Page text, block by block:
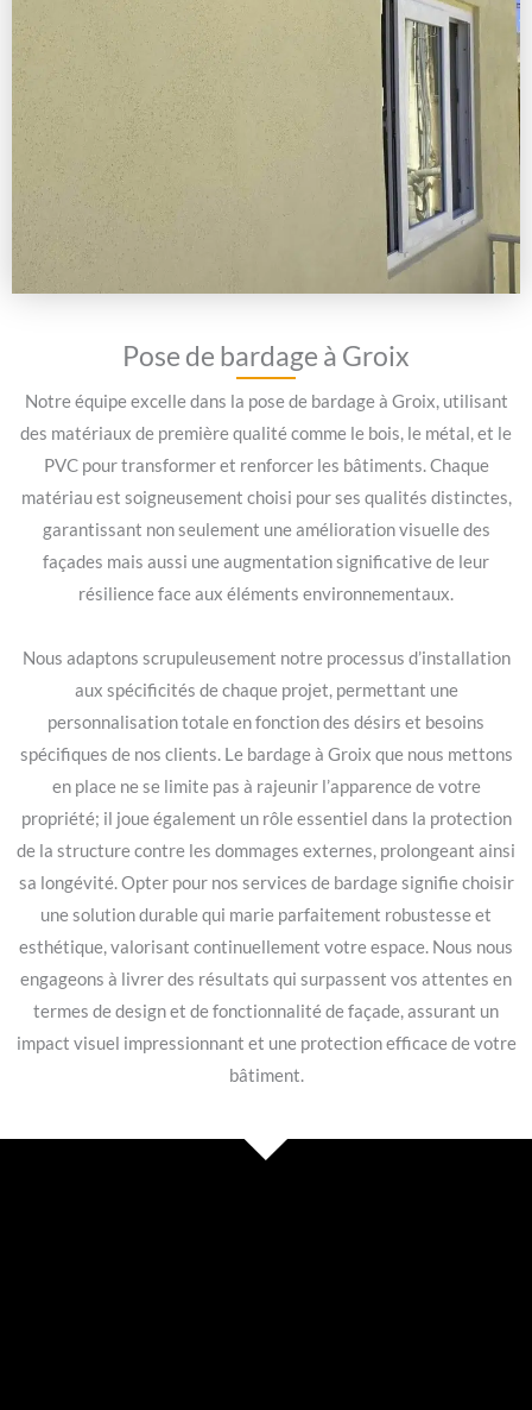
Pose de bardage à Groix
Notre équipe excelle dans la pose de bardage à Groix, utilisant
des matériaux de première qualité comme le bois, le métal, et le
PVC pour transformer et renforcer les bâtiments. Chaque
matériau est soigneusement choisi pour ses qualités distinctes,
garantissant non seulement une amélioration visuelle des
façades mais aussi une augmentation significative de leur
résilience face aux éléments environnementaux.
Nous adaptons scrupuleusement notre processus d’installation
aux spécificités de chaque projet, permettant une
personnalisation totale en fonction des désirs et besoins
spécifiques de nos clients. Le bardage à Groix que nous mettons
en place ne se limite pas à rajeunir l’apparence de votre
propriété; il joue également un rôle essentiel dans la protection
de la structure contre les dommages externes, prolongeant ainsi
sa longévité. Opter pour nos services de bardage signifie choisir
une solution durable qui marie parfaitement robustesse et
esthétique, valorisant continuellement votre espace. Nous nous
engageons à livrer des résultats qui surpassent vos attentes en
termes de design et de fonctionnalité de façade, assurant un
impact visuel impressionnant et une protection efficace de votre
bâtiment.